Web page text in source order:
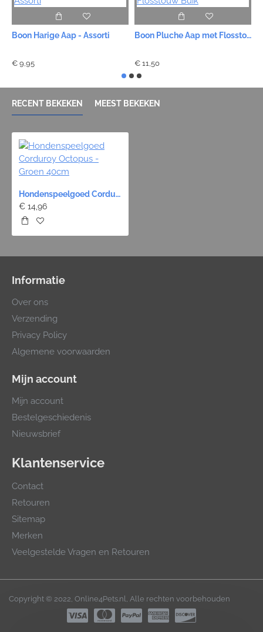
Boon Harige Aap - Assorti
€ 9,95
Boon Pluche Aap met Flosstouw Buik
€ 11,50
RECENT BEKEKEN MEEST BEKEKEN
Hondenspeelgoed Corduroy Octopus - Groen 40cm
€ 14,96
Informatie
Over ons
Verzending
Privacy Policy
Algemene voorwaarden
Mijn account
Mijn account
Bestelgeschiedenis
Nieuwsbrief
Klantenservice
Contact
Retouren
Sitemap
Merken
Veelgestelde Vragen en Retouren
Copyright © 2022, Online4Pets.nl, Alle rechten voorbehouden